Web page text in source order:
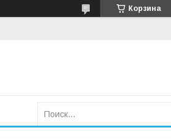
Корзина